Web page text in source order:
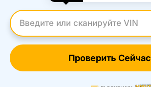
Введите VIN
Проверить Сейчас